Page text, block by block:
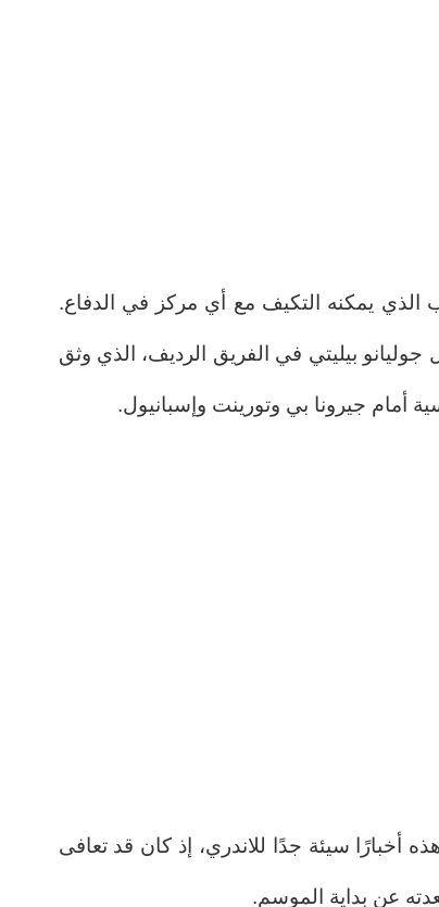
يمكنه التكيف مع أي مركز في الدفاع.
بيليتي في الفريق الرديف، الذي وثق
أمام جيرونا بي وتورينت وإسبانيول.
أخبارًا سيئة جدًا للاندري، إذ كان قد تعافى
عن بداية الموسم.